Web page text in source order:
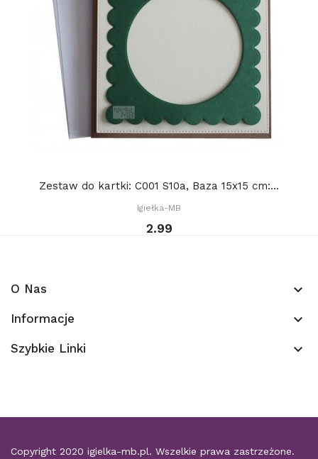
Zestaw do kartki: C001 S10a, Baza 15x15 cm:...
Igiełka-MB
2.99
O Nas keyboard_arrow_down
Informacje keyboard_arrow_down
Szybkie Linki keyboard_arrow_down
Copyright 2020 igielka-mb.pl. Wszelkie prawa zastrzeżone.